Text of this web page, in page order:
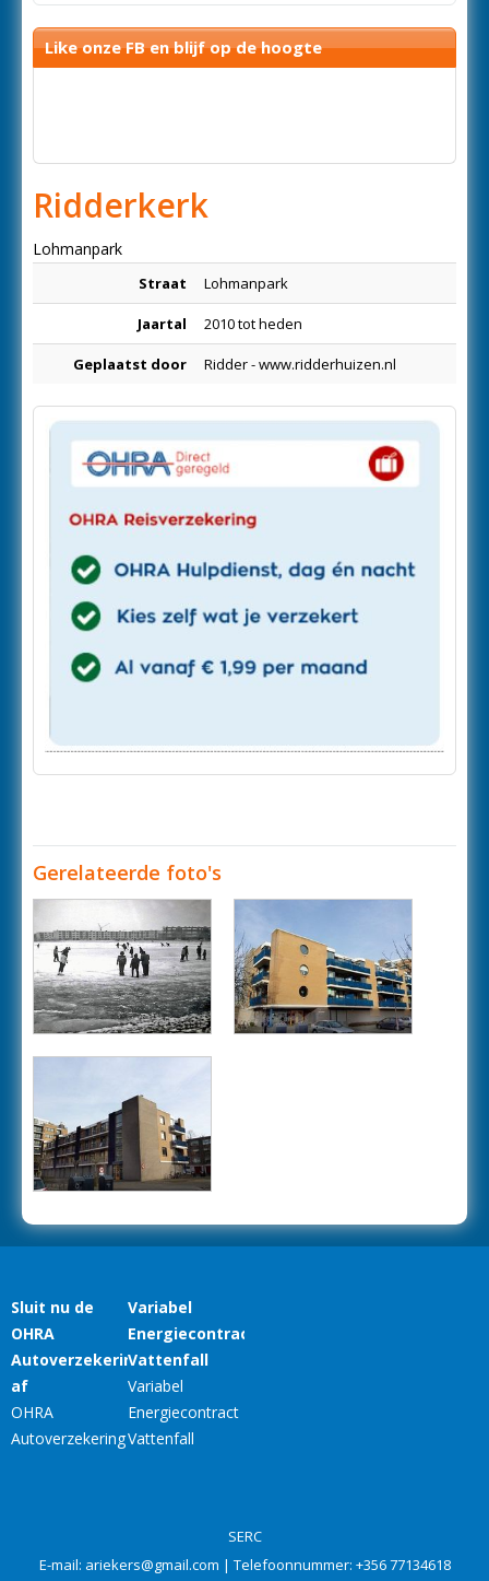
Like onze FB en blijf op de hoogte
Ridderkerk
Lohmanpark
Straat Lohmanpark
Jaartal 2010 tot heden
Geplaatst door Ridder - www.ridderhuizen.nl
Gerelateerde foto's
SERC
E-mail: ariekers@gmail.com | Telefoonnummer: +356 77134618